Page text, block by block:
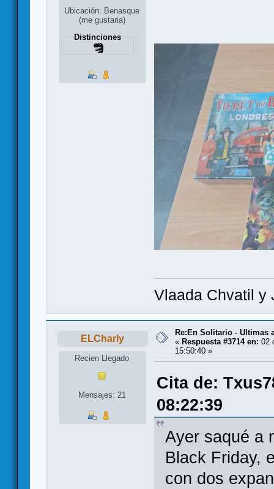
Ubicación: Benasque
(me gustaria)
Distinciones
Vlaada Chvatil y
ELCharly
Recien Llegado
Mensajes: 21
Re:En Solitario - Ultimas
« Respuesta #3714 en: 02
15:50:40 »
Cita de:
08:22:39
Ayer saqué a
Black Friday,
con dos